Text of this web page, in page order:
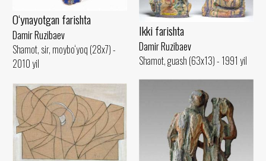
O‘ynayotgan farishta
Damir Ruzibaev
Shamot, sir, moybo‘yoq (28x7) -
2010 yil
Ikki farishta
Damir Ruzibaev
Shamot, guash (63x13) - 1991 yil